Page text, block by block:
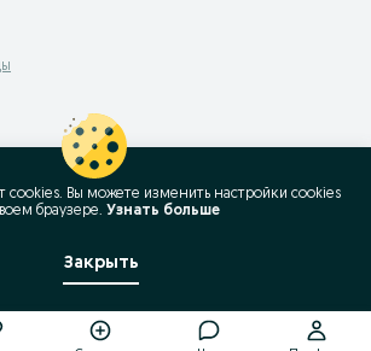
cookies. Вы можете изменить настройки cookies
браузере. Узнать больше
Закрыть